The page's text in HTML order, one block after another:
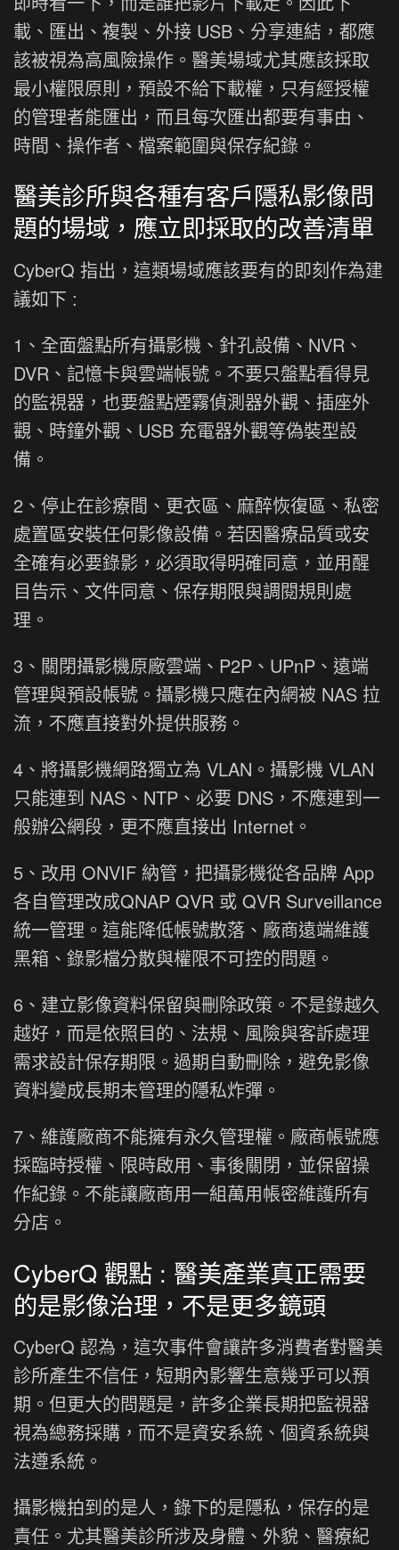
載、匯出、複製、外接 USB、分享連結，都應
該被視為高風險操作。醫美場域尤其應該採取
最小權限原則，預設不給下載權，只有經授權
的管理者能匯出，而且每次匯出都要有事由、
時間、操作者、檔案範圍與保存紀錄。
醫美診所與各種有客戶隱私影像問
題的場域，應立即採取的改善清單
CyberQ 指出，這類場域應該要有的即刻作為建
議如下 :
1、全面盤點所有攝影機、針孔設備、NVR、
DVR、記憶卡與雲端帳號。不要只盤點看得見
的監視器，也要盤點煙霧偵測器外觀、插座外
觀、時鐘外觀、USB 充電器外觀等偽裝型設
備。
2、停止在診療間、更衣區、麻醉恢復區、私密
處置區安裝任何影像設備。若因醫療品質或安
全確有必要錄影，必須取得明確同意，並用醒
目告示、文件同意、保存期限與調閱規則處
理。
3、關閉攝影機原廠雲端、P2P、UPnP、遠端
管理與預設帳號。攝影機只應在內網被 NAS 拉
流，不應直接對外提供服務。
4、將攝影機網路獨立為 VLAN。攝影機 VLAN
只能連到 NAS、NTP、必要 DNS，不應連到一
般辦公網段，更不應直接出 Internet。
5、改用 ONVIF 納管，把攝影機從各品牌 App
各自管理改成QNAP QVR 或 QVR Surveillance
統一管理。這能降低帳號散落、廠商遠端維護
黑箱、錄影檔分散與權限不可控的問題。
6、建立影像資料保留與刪除政策。不是錄越久
越好，而是依照目的、法規、風險與客訴處理
需求設計保存期限。過期自動刪除，避免影像
資料變成長期未管理的隱私炸彈。
7、維護廠商不能擁有永久管理權。廠商帳號應
採臨時授權、限時啟用、事後關閉，並保留操
作紀錄。不能讓廠商用一組萬用帳密維護所有
分店。
CyberQ 觀點 : 醫美產業真正需要
的是影像治理，不是更多鏡頭
CyberQ 認為，這次事件會讓許多消費者對醫美
診所產生不信任，短期內影響生意幾乎可以預
期。但更大的問題是，許多企業長期把監視器
視為總務採購，而不是資安系統、個資系統與
法遵系統。
攝影機拍到的是人，錄下的是隱私，保存的是
責任。尤其醫美診所涉及身體、外貌、醫療紀